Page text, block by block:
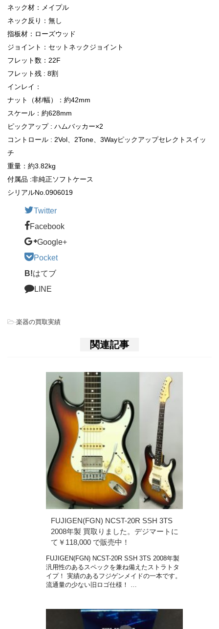
ネック材：メイプル
ネック反り：無し
指板材：ローズウッド
ジョイント：セットネックジョイント
フレット数：22F
フレット残 : 8割
インレイ：
ナット（材/幅）：約42mm
スケール：約628mm
ピックアップ : ハムバッカー×2
コントロール : 2Vol、2Tone、3Wayピックアップセレクトスイッ
チ
重量：約3.82kg
付属品 :非純正ソフトケース
シリアルNo.0906019
Twitter
Facebook
Google+
Pocket
B!はてブ
LINE
-楽器の買取実績
関連記事
FUJIGEN(FGN) NCST-20R SSH 3TS
2008年製 買取りました。デジマートに
て￥118,000 で販売中！
FUJIGEN(FGN) NCST-20R SSH 3TS 2008年製
汎用性のあるスペックを兼ね備えたストラトタ
イプ！ 実績のあるフジゲンメイドの一本です。
流通量の少ない旧ロゴ仕様！ …